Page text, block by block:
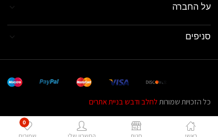
0
על החברה
סניפים
כל הזכויות שמורותלחלב ודבש בניית אתרים